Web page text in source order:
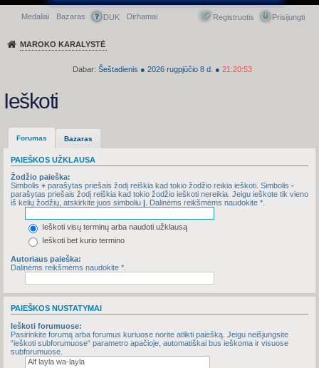
Greitasis meniu
Medaliai Bazaras DUK Dirhamai Prisijungti
Registruotis
MAROKO KARALYSTĖ
Dabar: Šeštadienis ● 2026 rugpjūčio 8 d. ● 21:20:53
Ieškoti
Forumas Bazaras
PAIEŠKOS UŽKLAUSA
Žodžio paieška:
Simbolis + parašytas priešais žodį reiškia kad tokio žodžio reikia ieškoti. Simbolis -
parašytas priešais žodį reiškia kad tokio žodžio ieškoti nereikia. Jeigu ieškote tik vieno
iš kelių žodžių, atskirkite juos simboliu | . Dalinėms reikšmėms naudokite *.
Ieškoti visų terminų arba naudoti užklausą
Ieškoti bet kurio termino
Autoriaus paieška:
Dalinėms reikšmėms naudokite *.
PAIEŠKOS NUSTATYMAI
Ieškoti forumuose:
Pasirinkite forumą arba forumus kuriuose norite atlikti paiešką. Jeigu neišjungsite
“ieškoti subforumuose“ parametro apačioje, automatiškai bus ieškoma ir visuose
subforumuose.